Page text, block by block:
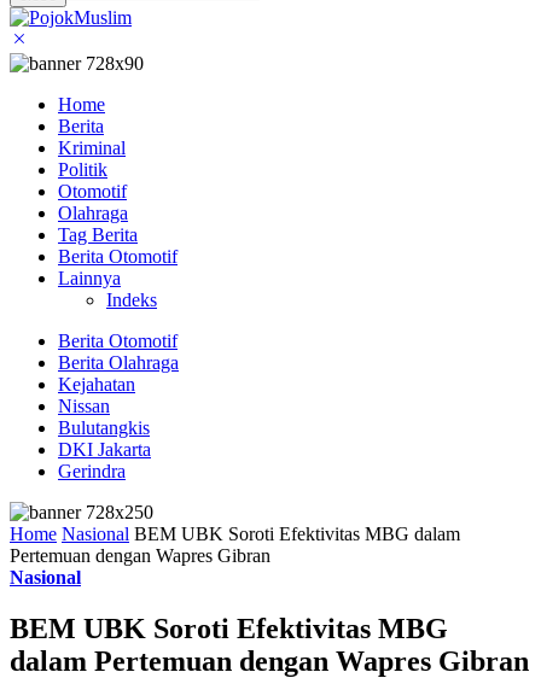
Home
Berita
Kriminal
Politik
Otomotif
Olahraga
Tag Berita
Berita Otomotif
Lainnya
Indeks
Berita Otomotif
Berita Olahraga
Kejahatan
Nissan
Bulutangkis
DKI Jakarta
Gerindra
Home Nasional BEM UBK Soroti Efektivitas MBG dalam
Pertemuan dengan Wapres Gibran
Nasional
BEM UBK Soroti Efektivitas MBG
dalam Pertemuan dengan Wapres Gibran